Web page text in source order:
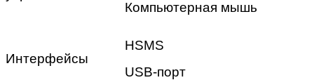
Компьютерная мышь
Интерфейсы
HSMS
USB-порт